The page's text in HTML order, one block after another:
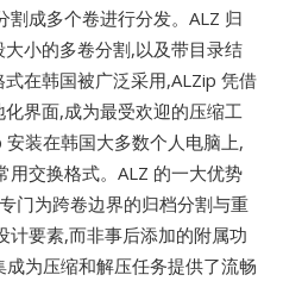
成多个卷进行分发。ALZ 归
小的多卷分割,以及带目录结
在韩国被广泛采用,ALZip 凭借
界面,成为最受欢迎的压缩工
装在韩国大多数个人电脑上,
用交换格式。ALZ 的一大优势
门为跨卷边界的归档分割与重
计要素,而非事后添加的附属功
为压缩和解压任务提供了流畅